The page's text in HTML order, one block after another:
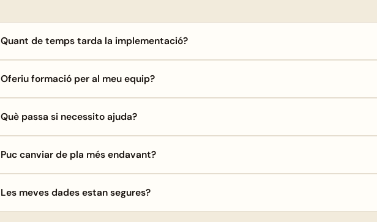
Quant de temps tarda la implementació?
Oferiu formació per al meu equip?
Què passa si necessito ajuda?
Puc canviar de pla més endavant?
Les meves dades estan segures?